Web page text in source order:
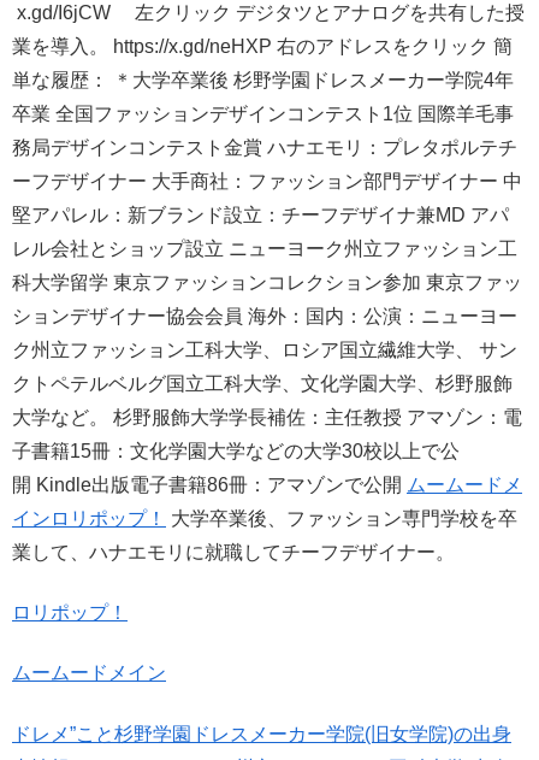
x.gd/I6jCW 左クリック デジタツとアナログを共有した授
業を導入。 https://x.gd/neHXP 右のアドレスをクリック 簡
単な履歴： ＊大学卒業後 杉野学園ドレスメーカー学院4年
卒業 全国ファッションデザインコンテスト1位 国際羊毛事
務局デザインコンテスト金賞 ハナエモリ：プレタポルテチ
ーフデザイナー 大手商社：ファッション部門デザイナー 中
堅アパレル：新ブランド設立：チーフデザイナ兼MD アパ
レル会社とショップ設立 ニューヨーク州立ファッション工
科大学留学 東京ファッションコレクション参加 東京ファッ
ションデザイナー協会会員 海外：国内：公演：ニューヨー
ク州立ファッション工科大学、ロシア国立繊維大学、 サン
クトペテルベルグ国立工科大学、文化学園大学、杉野服飾
大学など。 杉野服飾大学学長補佐：主任教授 アマゾン：電
子書籍15冊：文化学園大学などの大学30校以上で公
開 Kindle出版電子書籍86冊：アマゾンで公開 ムームードメ
イン ロリポップ！
大学卒業後、ファッション専門学校を卒
業して、ハナエモリに就職してチーフデザイナー。
ロリポップ！
ムームードメイン
ドレメ”こと杉野学園ドレスメーカー学院(旧女学院)の出身